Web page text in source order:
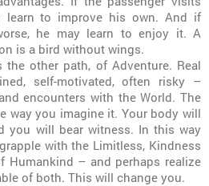
learn to improve his own. And if
he may learn to enjoy it. A
is a bird without wings.
other path, of Adventure. Real
self-motivated, often risky –
encounters with the World. The
way you imagine it. Your body will
you will bear witness. In this way
with the Limitless, Kindness
Humankind – and perhaps realize
of both. This will change you.